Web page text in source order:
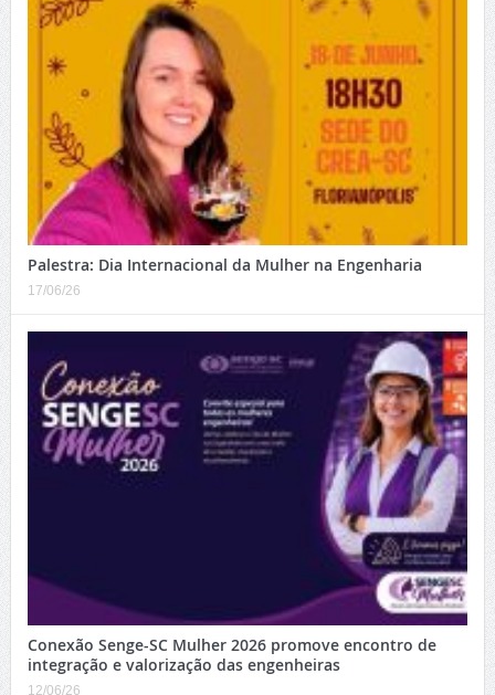
Palestra: Dia Internacional da Mulher na Engenharia
17/06/26
Conexão Senge-SC Mulher 2026 promove encontro de
integração e valorização das engenheiras
12/06/26